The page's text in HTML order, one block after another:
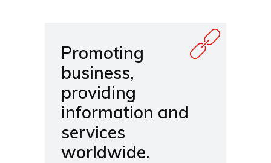
Promoting
business,
providing
information and
services
worldwide.